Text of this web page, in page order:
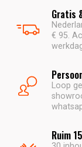
Gratis
€ 95.
Loop
Ruim